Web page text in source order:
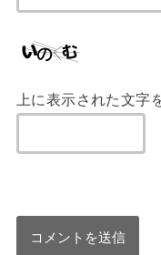
上に表示された文字